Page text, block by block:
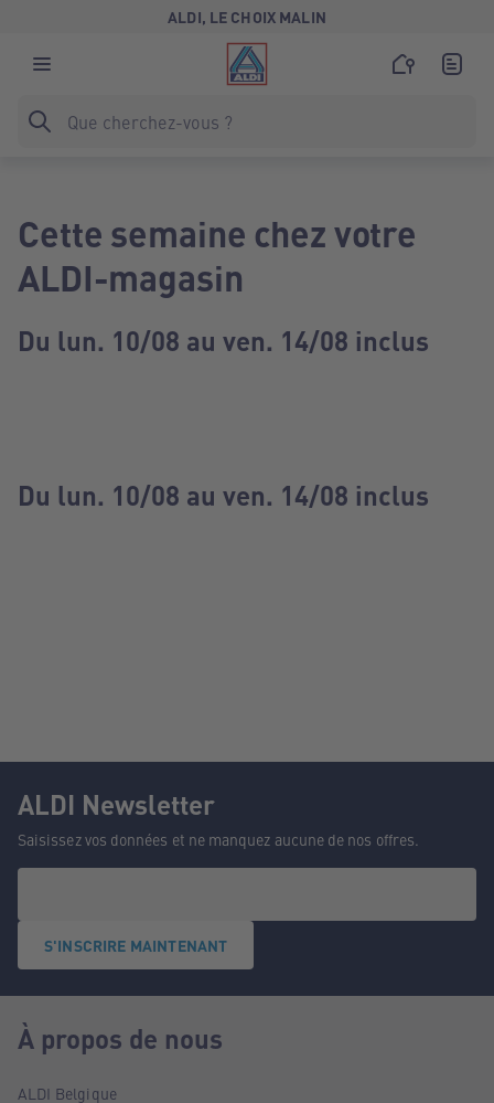
ALDI, LE CHOIX MALIN
Cette semaine chez votre
ALDI-magasin
Du lun. 10/08 au ven. 14/08 inclus
Du lun. 10/08 au ven. 14/08 inclus
ALDI Newsletter
Saisissez vos données et ne manquez aucune de nos offres.
S'INSCRIRE MAINTENANT
À propos de nous
ALDI Belgique